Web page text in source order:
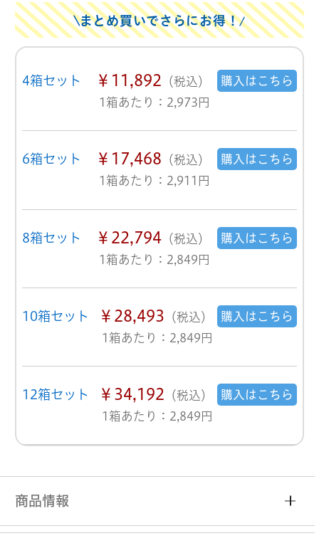
まとめ買いでさらにお得！
4箱セット ￥11,892 （税込）
1箱あたり：2,973円
購入はこちら
6箱セット ￥17,468 （税込）
1箱あたり：2,911円
購入はこちら
8箱セット ￥22,794（税込）
1箱あたり：2,849円
購入はこちら
10箱セット ￥28,493 （税込）
1箱あたり：2,849円
購入はこちら
12箱セット ￥34,192 （税込）
1箱あたり：2,849円
購入はこちら
商品情報